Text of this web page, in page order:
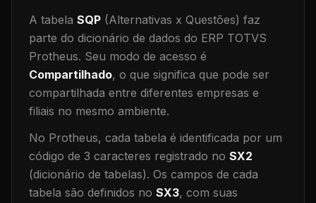
A tabela SQP (Alternativas x Questões) faz
parte do dicionário de dados do ERP TOTVS
Protheus. Seu modo de acesso é
Compartilhado, o que significa que pode ser
compartilhada entre diferentes empresas e
filiais no mesmo ambiente.
No Protheus, cada tabela é identificada por um
código de 3 caracteres registrado no SX2
(dicionário de tabelas). Os campos de cada
tabela são definidos no SX3, com suas